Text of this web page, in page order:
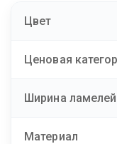
Цвет
Ценовая
Ширина ламелей
Материал